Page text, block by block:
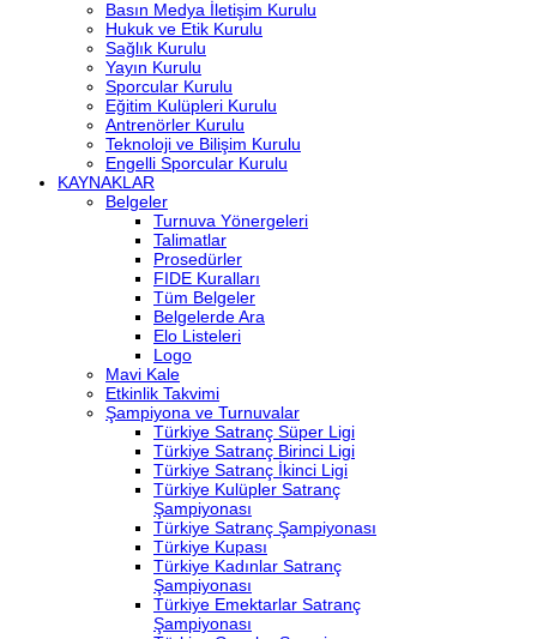
Basın Medya İletişim Kurulu
Hukuk ve Etik Kurulu
Sağlık Kurulu
Yayın Kurulu
Sporcular Kurulu
Eğitim Kulüpleri Kurulu
Antrenörler Kurulu
Teknoloji ve Bilişim Kurulu
Engelli Sporcular Kurulu
KAYNAKLAR
Belgeler
Turnuva Yönergeleri
Talimatlar
Prosedürler
FIDE Kuralları
Tüm Belgeler
Belgelerde Ara
Elo Listeleri
Logo
Mavi Kale
Etkinlik Takvimi
Şampiyona ve Turnuvalar
Türkiye Satranç Süper Ligi
Türkiye Satranç Birinci Ligi
Türkiye Satranç İkinci Ligi
Türkiye Kulüpler Satranç
Şampiyonası
Türkiye Satranç Şampiyonası
Türkiye Kupası
Türkiye Kadınlar Satranç
Şampiyonası
Türkiye Emektarlar Satranç
Şampiyonası